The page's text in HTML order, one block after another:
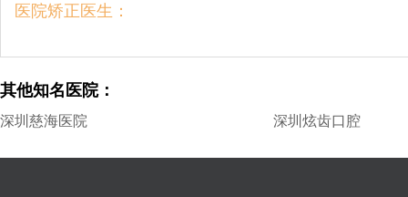
医院矫正医生：
其他知名医院：
深圳慈海医院 深圳炫齿口腔